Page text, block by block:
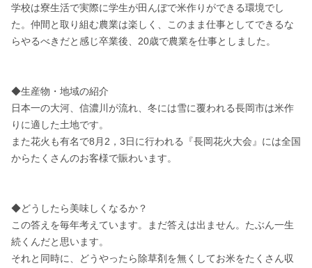
学校は寮生活で実際に学生が田んぼで米作りができる環境でし
た。仲間と取り組む農業は楽しく、このまま仕事としてできるな
らやるべきだと感じ卒業後、20歳で農業を仕事としました。
◆生産物・地域の紹介
日本一の大河、信濃川が流れ、冬には雪に覆われる長岡市は米作
りに適した土地です。
また花火も有名で8月2，3日に行われる『長岡花火大会』には全国
からたくさんのお客様で賑わいます。
◆どうしたら美味しくなるか？
この答えを毎年考えています。まだ答えは出ません。たぶん一生
続くんだと思います。
それと同時に、どうやったら除草剤を無くしてお米をたくさん収